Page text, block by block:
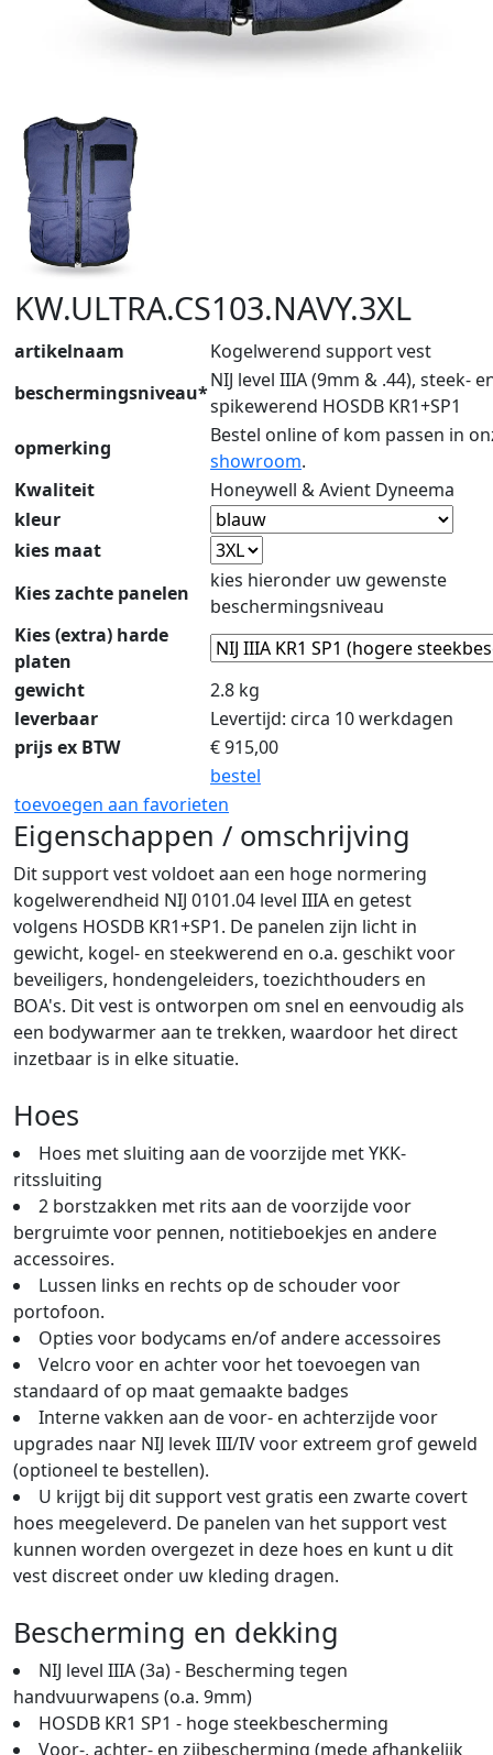
KW.ULTRA.CS103.NAVY.3XL
artikelnaam
Kogelwerend support vest
beschermingsniveau*
NIJ level IIIA (9mm & .44), steek-
spikewerend HOSDB KR1+SP1
opmerking
Bestel online of kom passen in
showroom.
Kwaliteit
Honeywell & Avient Dyneema
kleur
kies maat
Kies zachte panelen
kies hieronder uw gewenste
beschermingsniveau
Kies (extra) harde
platen
gewicht
2.8 kg
leverbaar
Levertijd: circa 10 werkdagen
prijs ex BTW
€915,00
bestel
toevoegen aan favorieten
Eigenschappen / omschrijving
Dit support vest voldoet aan een hoge normering
kogelwerendheid NIJ 0101.04 level IIIA en getest
volgens HOSDB KR1+SP1. De panelen zijn licht in
gewicht, kogel- en steekwerend en o.a. geschikt voor
beveiligers, hondengeleiders, toezichthouders en
BOA's. Dit vest is ontworpen om snel en eenvoudig als
een bodywarmer aan te trekken, waardoor het direct
inzetbaar is in elke situatie.
Hoes
Hoes met sluiting aan de voorzijde met YKK-
ritssluiting
2 borstzakken met rits aan de voorzijde voor
bergruimte voor pennen, notitieboekjes en andere
accessoires.
Lussen links en rechts op de schouder voor
portofoon.
Opties voor bodycams en/of andere accessoires
Velcro voor en achter voor het toevoegen van
standaard of op maat gemaakte badges
Interne vakken aan de voor- en achterzijde voor
upgrades naar NIJ levek III/IV voor extreem grof geweld
(optioneel te bestellen).
U krijgt bij dit support vest gratis een zwarte covert
hoes meegeleverd. De panelen van het support vest
kunnen worden overgezet in deze hoes en kunt u dit
vest discreet onder uw kleding dragen.
Bescherming en dekking
NIJ level IIIA (3a) - Bescherming tegen
handvuurwapens (o.a. 9mm)
HOSDB KR1 SP1 - hoge steekbescherming
Voor-, achter- en zijbescherming (mede afhankelijk